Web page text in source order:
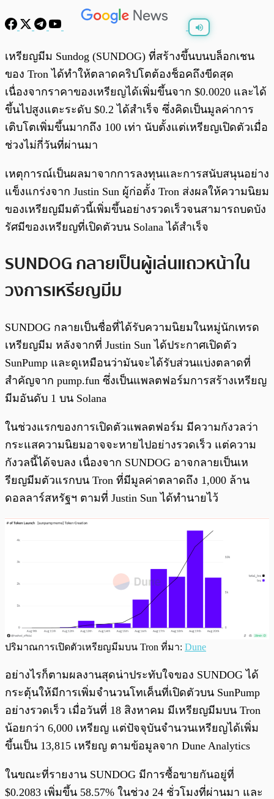
พร้อมเล่น 0:00/
เหรียญมีม Sundog (SUNDOG) ที่สร้างขึ้นบนบล็อกเชน
ของ Tron ได้ทำให้ตลาดคริปโตต้องช็อคถึงขีดสุด
เนื่องจากราคาของเหรียญได้เพิ่มขึ้นจาก $0.0020 และได้
ขึ้นไปสูงแตะระดับ $0.2 ได้สำเร็จ ซึ่งคิดเป็นมูลค่าการ
เติบโตเพิ่มขึ้นมากถึง 100 เท่า นับตั้งแต่เหรียญเปิดตัวเมื่อ
ช่วงไม่กี่วันที่ผ่านมา
เหตุการณ์เป็นผลมาจากการลงทุนและการสนับสนุนอย่าง
แข็งแกร่งจาก Justin Sun ผู้ก่อตั้ง Tron ส่งผลให้ความนิยม
ของเหรียญมีมตัวนี้เพิ่มขึ้นอย่างรวดเร็วจนสามารถบดบัง
รัศมีของเหรียญที่เปิดตัวบน Solana ได้สำเร็จ
SUNDOG กลายเป็นผู้เล่นแถวหน้าใน
วงการเหรียญมีม
SUNDOG กลายเป็นชื่อที่ได้รับความนิยมในหมู่นักเทรด
เหรียญมีม หลังจากที่ Justin Sun ได้ประกาศเปิดตัว
SunPump และดูเหมือนว่ามันจะได้รับส่วนแบ่งตลาดที่
สำคัญจาก pump.fun ซึ่งเป็นแพลตฟอร์มการสร้างเหรียญ
มีมอันดับ 1 บน Solana
ในช่วงแรกของการเปิดตัวแพลตฟอร์ม มีความกังวลว่า
กระแสความนิยมอาจจะหายไปอย่างรวดเร็ว แต่ความ
กังวลนี้ได้จบลง เนื่องจาก SUNDOG อาจกลายเป็นเห
รียญมีมตัวแรกบน Tron ที่มีมูลค่าตลาดถึง 1,000 ล้าน
ดอลลาร์สหรัฐฯ ตามที่ Justin Sun ได้ทำนายไว้
ปริมาณการเปิดตัวเหรียญมีมบน Tron ที่มา: Dune
อย่างไรก็ตามผลงานสุดน่าประทับใจของ SUNDOG ได้
กระตุ้นให้มีการเพิ่มจำนวนโทเค็นที่เปิดตัวบน SunPump
อย่างรวดเร็ว เมื่อวันที่ 18 สิงหาคม มีเหรียญมีมบน Tron
น้อยกว่า 6,000 เหรียญ แต่ปัจจุบันจำนวนเหรียญได้เพิ่ม
ขึ้นเป็น 13,815 เหรียญ ตามข้อมูลจาก Dune Analytics
ในขณะที่รายงาน SUNDOG มีการซื้อขายกันอยู่ที่
$0.2083 เพิ่มขึ้น 58.57% ในช่วง 24 ชั่วโมงที่ผ่านมา และ